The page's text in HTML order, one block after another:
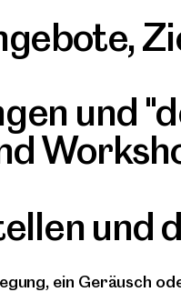
,
und
und
ein Geräusch